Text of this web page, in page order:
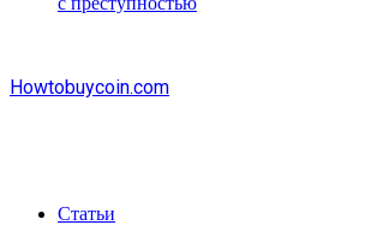
Howtobuycoin.com
Статьи